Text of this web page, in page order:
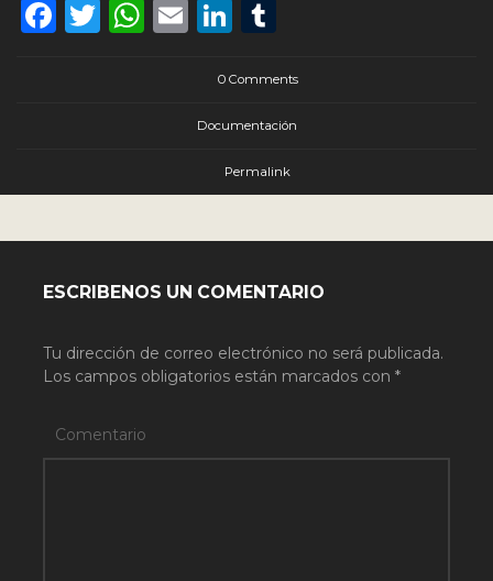
Facebook
Twitter
WhatsApp
EmailLinkedIn
0 Comments
Documentación
Permalink
ESCRIBENOS UN COMENTARIO
Tu dirección de correo electrónico no será publicada.
Los campos obligatorios están marcados con *
Comentario